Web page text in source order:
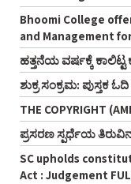
Bhoomi College
and Management
ಹತ್ತನೆಯ ವರ್ಷಕ್ಕೆ
ಶುಕ್ರ ಸಂಕ್ರಮ: ಪುಸ್ತಕ ಓದಿ
THE COPYRIGHT
ಪ್ರಸರಣ ಸ್ಪರ್ಧೆಯ
SC upholds
Act : Judgement